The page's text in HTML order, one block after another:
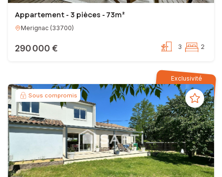
Appartement - 3 pièces - 73m²
Merignac (33700)
290 000 € 3 2
Exclusivité
Sous compromis